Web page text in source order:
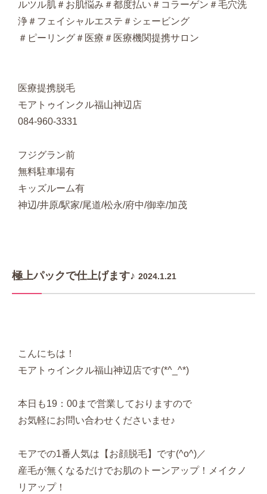
ルツル肌＃お肌悩み＃都度払い＃コラーゲン＃毛穴洗
浄＃フェイシャルエステ＃シェービング
＃ピーリング＃医療＃医療機関提携サロン
医療提携脱毛
モアトゥインクル福山神辺店
084-960-3331
フジグラン前
無料駐車場有
キッズルーム有
神辺/井原/駅家/尾道/松永/府中/御幸/加茂
極上パックで仕上げます♪ 2024.1.21
こんにちは！
モアトゥインクル福山神辺店です(*^_^*)
本日も19：00まで営業しておりますので
お気軽にお問い合わせくださいませ♪
モアでの1番人気は【お顔脱毛】です(^o^)／
産毛が無くなるだけでお肌のトーンアップ！メイクノ
リアップ！